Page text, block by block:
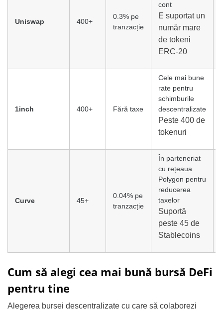
Uniswap 400+
0.3% pe
tranzacție
cont
E suportat un
număr mare
de tokeni
ERC-20
1inch 400+ Fără taxe
Cele mai bune
rate pentru
schimburile
descentralizate
Peste 400 de
tokenuri
Curve 45+
0.04% pe
tranzacție
În parteneriat
cu rețeaua
Polygon pentru
reducerea
taxelor
Suportă
peste 45 de
Stablecoins
Cum să alegi cea mai bună bursă DeFi
pentru tine
Alegerea bursei descentralizate cu care să colaborezi